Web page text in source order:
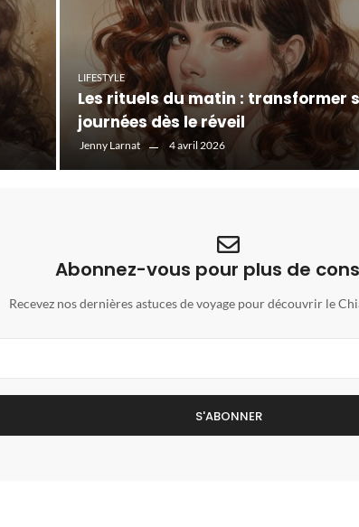
LIFESTYLE
Les rituels du matin : transformer
journées dès le réveil
Jenny Larnat 4 avril 2026
Abonnez-vous pour plus de
Recevez nos dernières astuces de voyage pour découvrir le
S'ABONNER